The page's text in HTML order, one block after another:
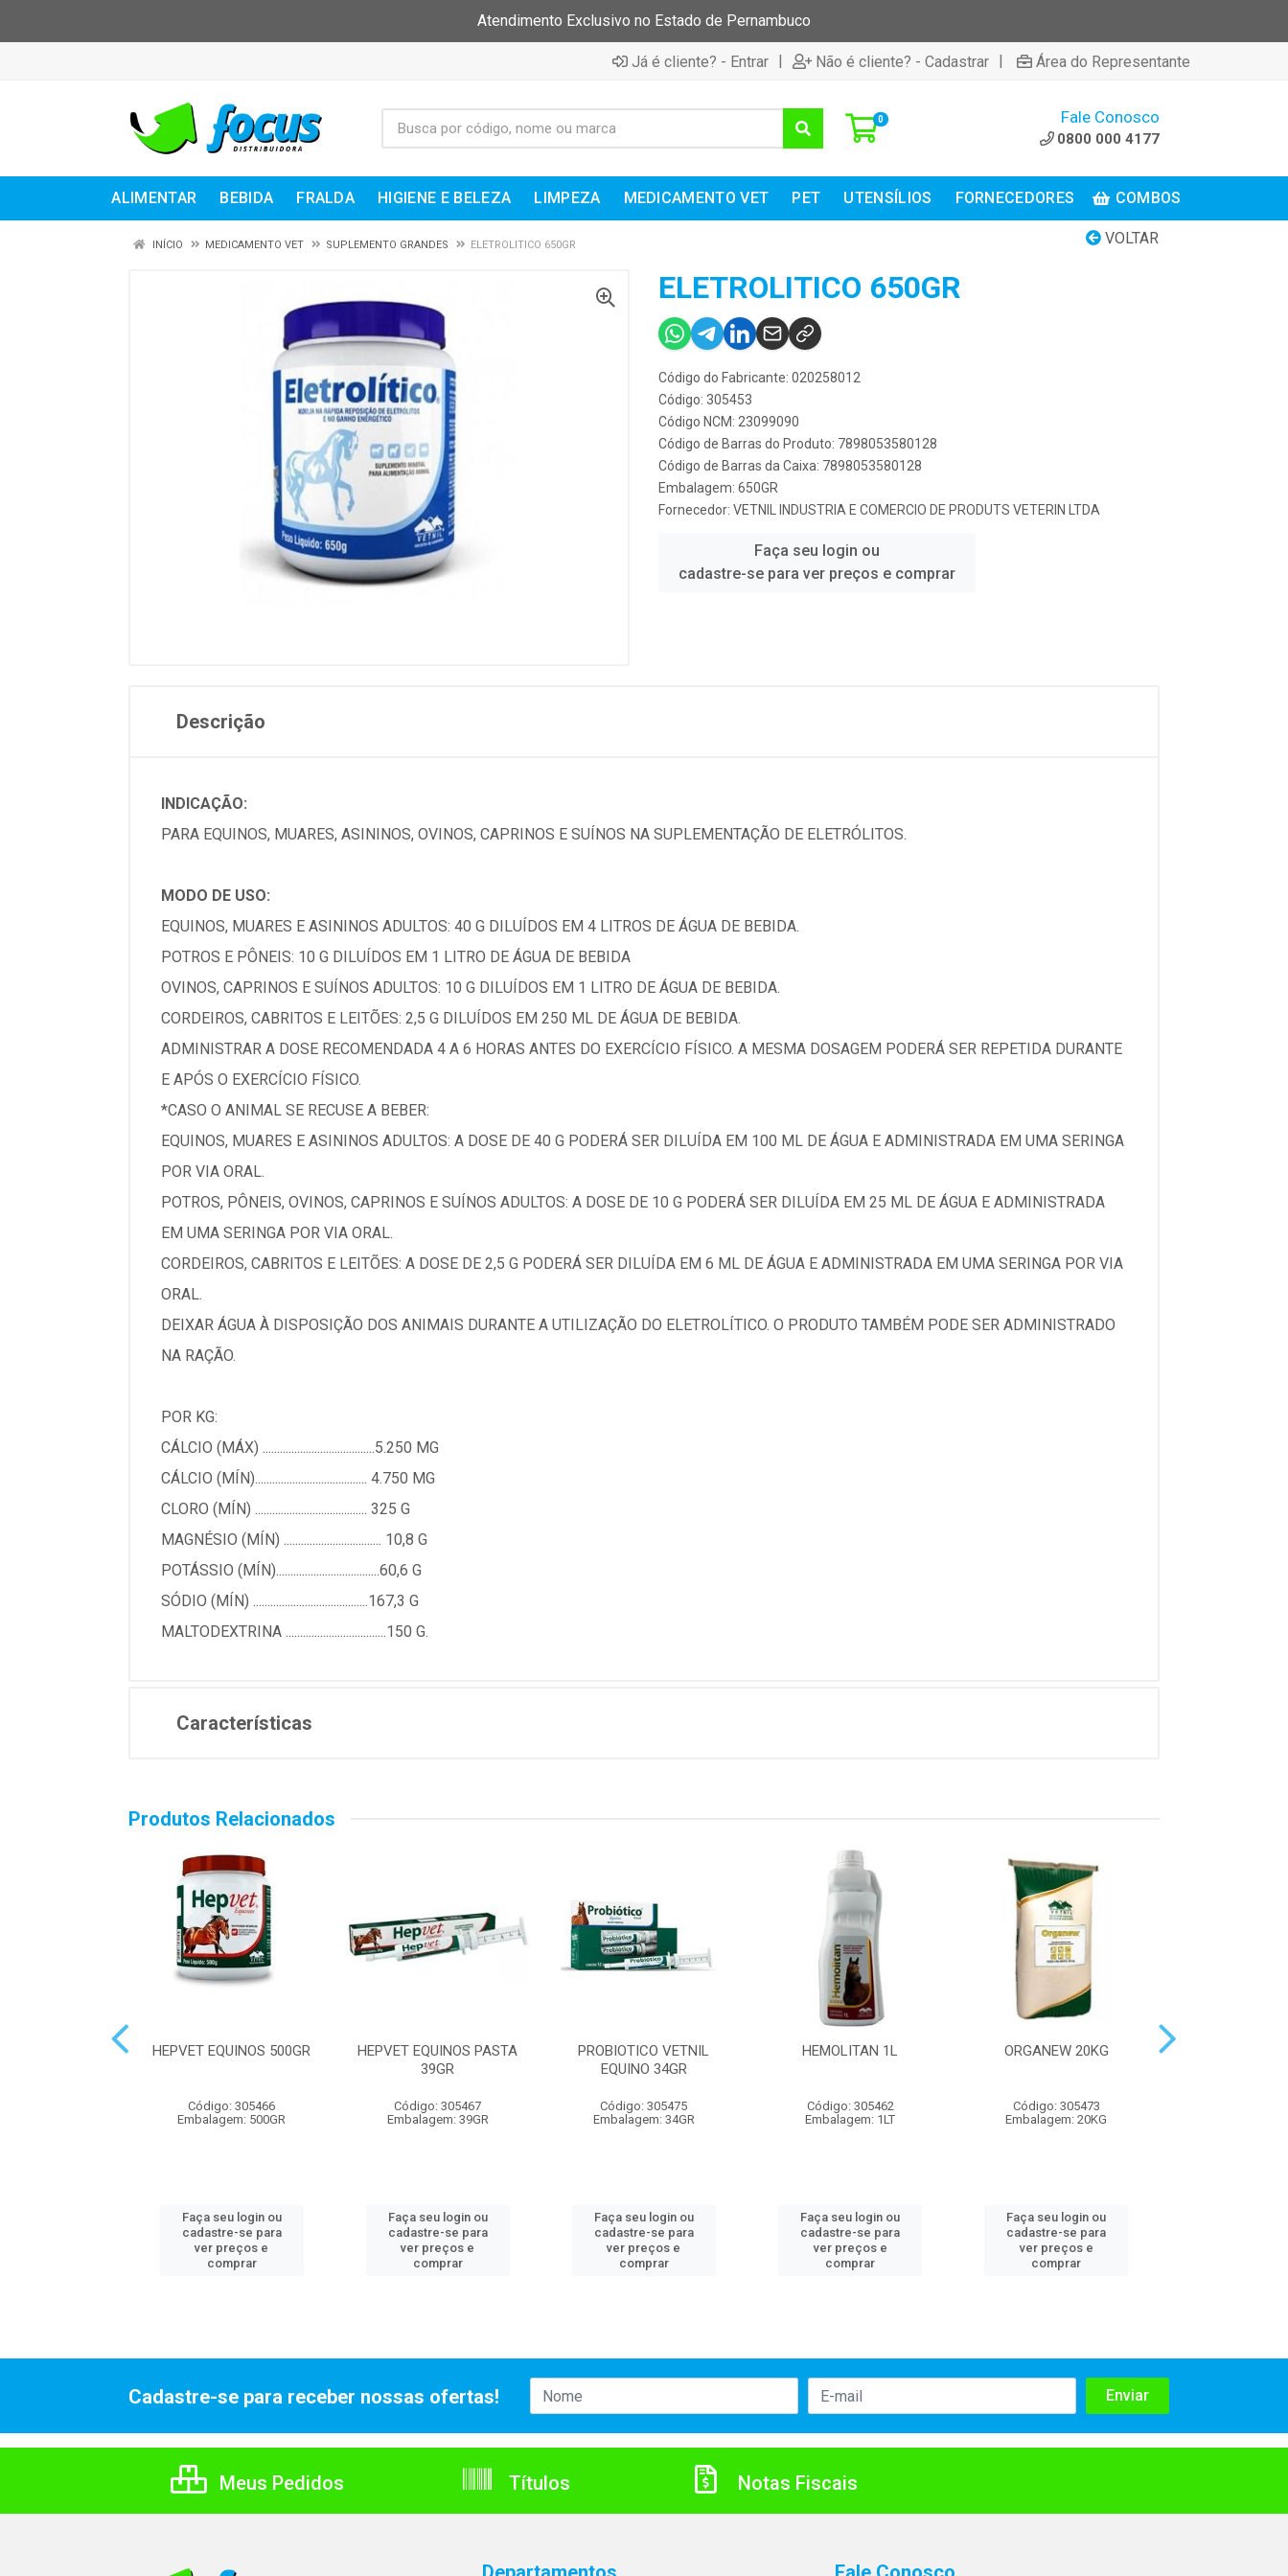
Atendimento Exclusivo no Estado de Pernambuco
Já é cliente? - Entrar | Não é cliente? - Cadastrar | Área do Representante
0 Fale Conosco
0800 000 4177
ALIMENTAR BEBIDA FRALDA HIGIENE E BELEZA LIMPEZA MEDICAMENTO VET PET UTENSÍLIOS FORNECEDORES COMBOS
VOLTAR
INÍCIO MEDICAMENTO VET SUPLEMENTO GRANDES ELETROLITICO 650GR
ELETROLITICO 650GR
Código do Fabricante: 020258012
Código: 305453
Código NCM: 23099090
Código de Barras do Produto: 7898053580128
Código de Barras da Caixa: 7898053580128
Embalagem: 650GR
Fornecedor: VETNIL INDUSTRIA E COMERCIO DE PRODUTS VETERIN LTDA
Faça seu login ou
cadastre-se para ver preços e comprar
Descrição
INDICAÇÃO:
PARA EQUINOS, MUARES, ASININOS, OVINOS, CAPRINOS E SUÍNOS NA SUPLEMENTAÇÃO DE ELETRÓLITOS.
MODO DE USO:
EQUINOS, MUARES E ASININOS ADULTOS: 40 G DILUÍDOS EM 4 LITROS DE ÁGUA DE BEBIDA.
POTROS E PÔNEIS: 10 G DILUÍDOS EM 1 LITRO DE ÁGUA DE BEBIDA
OVINOS, CAPRINOS E SUÍNOS ADULTOS: 10 G DILUÍDOS EM 1 LITRO DE ÁGUA DE BEBIDA.
CORDEIROS, CABRITOS E LEITÕES: 2,5 G DILUÍDOS EM 250 ML DE ÁGUA DE BEBIDA.
ADMINISTRAR A DOSE RECOMENDADA 4 A 6 HORAS ANTES DO EXERCÍCIO FÍSICO. A MESMA DOSAGEM PODERÁ SER REPETIDA DURANTE
E APÓS O EXERCÍCIO FÍSICO.
*CASO O ANIMAL SE RECUSE A BEBER:
EQUINOS, MUARES E ASININOS ADULTOS: A DOSE DE 40 G PODERÁ SER DILUÍDA EM 100 ML DE ÁGUA E ADMINISTRADA EM UMA SERINGA
POR VIA ORAL.
POTROS, PÔNEIS, OVINOS, CAPRINOS E SUÍNOS ADULTOS: A DOSE DE 10 G PODERÁ SER DILUÍDA EM 25 ML DE ÁGUA E ADMINISTRADA
EM UMA SERINGA POR VIA ORAL.
CORDEIROS, CABRITOS E LEITÕES: A DOSE DE 2,5 G PODERÁ SER DILUÍDA EM 6 ML DE ÁGUA E ADMINISTRADA EM UMA SERINGA POR VIA
ORAL.
DEIXAR ÁGUA À DISPOSIÇÃO DOS ANIMAIS DURANTE A UTILIZAÇÃO DO ELETROLÍTICO. O PRODUTO TAMBÉM PODE SER ADMINISTRADO
NA RAÇÃO.
POR KG:
CÁLCIO (MÁX) .......................................5.250 MG
CÁLCIO (MÍN)....................................... 4.750 MG
CLORO (MÍN) ....................................... 325 G
MAGNÉSIO (MÍN) .................................. 10,8 G
POTÁSSIO (MÍN)....................................60,6 G
SÓDIO (MÍN) ........................................167,3 G
MALTODEXTRINA ...................................150 G.
Características
Produtos Relacionados
HEPVET EQUINOS 500GR
Código: 305466
Embalagem: 500GR
Faça seu login ou
cadastre-se para
ver preços e
comprar
HEPVET EQUINOS PASTA
39GR
Código: 305467
Embalagem: 39GR
Faça seu login ou
cadastre-se para
ver preços e
comprar
PROBIOTICO VETNIL
EQUINO 34GR
Código: 305475
Embalagem: 34GR
Faça seu login ou
cadastre-se para
ver preços e
comprar
HEMOLITAN 1L
Código: 305462
Embalagem: 1LT
Faça seu login ou
cadastre-se para
ver preços e
comprar
ORGANEW 20KG
Código: 305473
Embalagem: 20KG
Faça seu login ou
cadastre-se para
ver preços e
comprar
Cadastre-se para receber nossas ofertas!
Meus Pedidos Títulos Notas Fiscais